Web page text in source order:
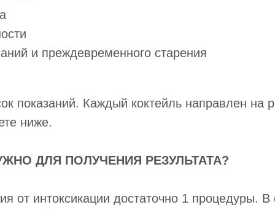
и преждевременного старения
показаний. Каждый коктейль направлен на
ниже.
ДЛЯ ПОЛУЧЕНИЯ РЕЗУЛЬТАТА?
от интоксикации достаточно 1 процедуры. В